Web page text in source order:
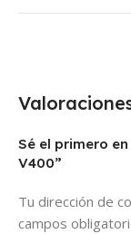
Sé el primero
V400”
Tu dirección de
campos